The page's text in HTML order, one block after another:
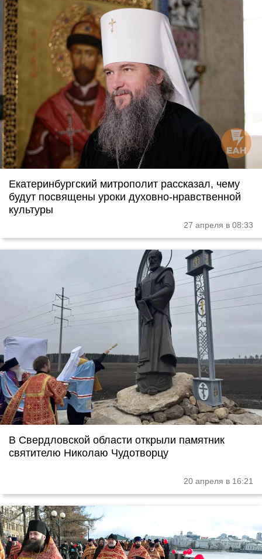
Екатеринбургский митрополит рассказал, чему
будут посвящены уроки духовно-нравственной
культуры
27 апреля в 08:33
В Свердловской области открыли памятник
святителю Николаю Чудотворцу
20 апреля в 16:21